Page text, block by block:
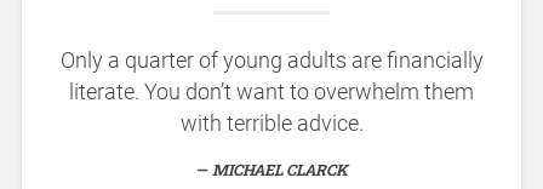
Only a quarter of young adults are financially
literate. You don’t want to overwhelm them
with terrible advice.
MICHAEL CLARCK